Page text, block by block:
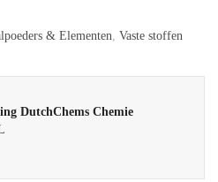
& Elementen Vaste stoffen
DutchChems Chemie